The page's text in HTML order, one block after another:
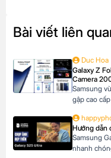
Bài viết liên
Duc Hoa
Galaxy Z
Camera
Samsung
gập cao
200MP sắc
này không
Hướng dẫn
Samsung
nhanh